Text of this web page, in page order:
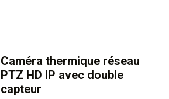
Caméra thermique réseau
PTZ HD IP avec double
capteur